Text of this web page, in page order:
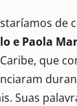
de
e Paola
que
Suas